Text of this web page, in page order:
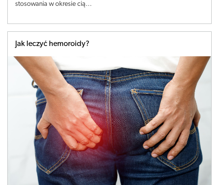
stosowania w okresie cią…
Jak leczyć hemoroidy?